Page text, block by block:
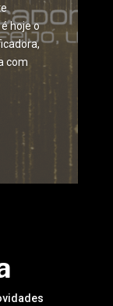
hoje o
com